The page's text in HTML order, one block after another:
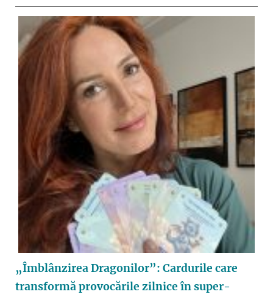
„Îmblânzirea Dragonilor”: Cardurile care
transformă provocările zilnice în super-